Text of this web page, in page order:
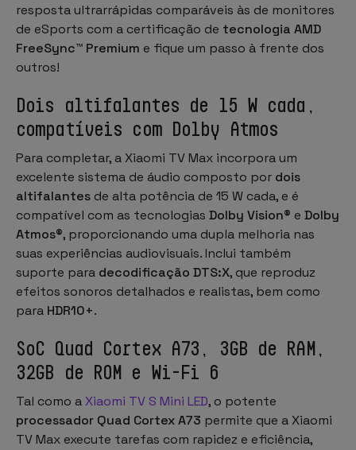
resposta ultrarrápidas comparáveis às de monitores
de eSports com a certificação de tecnologia AMD
FreeSync™ Premium e fique um passo à frente dos
outros!
Dois altifalantes de 15 W cada,
compatíveis com Dolby Atmos
Para completar, a Xiaomi TV Max incorpora um
excelente sistema de áudio composto por dois
altifalantes de alta potência de 15 W cada, e é
compatível com as tecnologias Dolby Vision® e Dolby
Atmos®, proporcionando uma dupla melhoria nas
suas experiências audiovisuais. Inclui também
suporte para decodificação DTS:X, que reproduz
efeitos sonoros detalhados e realistas, bem como
para HDR10+.
SoC Quad Cortex A73, 3GB de RAM,
32GB de ROM e Wi-Fi 6
Tal como a Xiaomi TV S Mini LED, o potente
processador Quad Cortex A73 permite que a Xiaomi
TV Max execute tarefas com rapidez e eficiência,